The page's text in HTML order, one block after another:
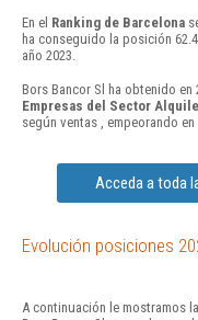
En el Ranking de Barcelona
ha conseguido la posición
año 2023.
Bors Bancor Sl ha obtenido en
Empresas del Sector
según ventas , empeorando
Acceda a toda
Evolución posiciones
A continuación le mostramos